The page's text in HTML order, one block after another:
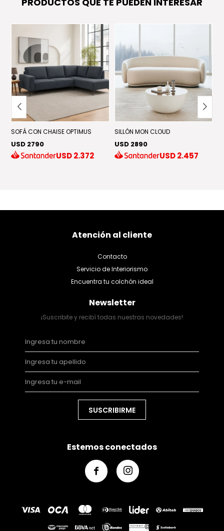
SOFÁ CON CHAISE OPTIMUS
USD 2790
USD2.372
SILLÓN MON CLOUD
USD 2890
USD2.457
Atención al cliente
Contacto
Servicio de Interiorismo
Encuentra tu colchón ideal
Newsletter
¡Suscribite y recibí todas nuestras novedades!
SUSCRIBIRME
Estemos conectados
 